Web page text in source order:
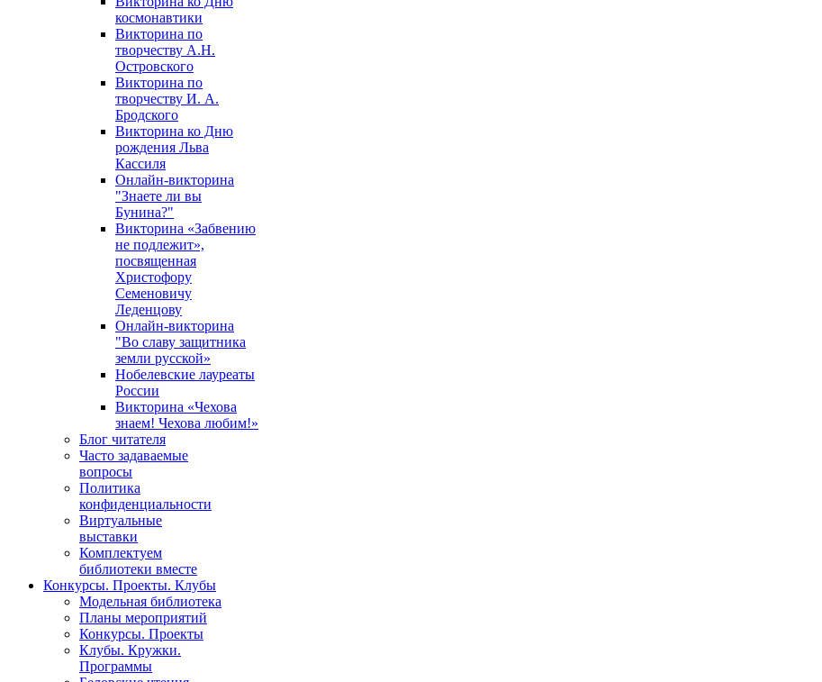
космонавтики
Викторина по
творчеству А.Н.
Островского
Викторина по
творчеству И. А.
Бродского
Викторина ко Дню
рождения Льва
Кассиля
Онлайн-викторина
"Знаете ли вы
Бунина?"
Викторина «Забвению
не подлежит»,
посвященная
Христофору
Семеновичу
Леденцову
Онлайн-викторина
"Во славу защитника
земли русской»
Нобелевские лауреаты
России
Викторина «Чехова
знаем! Чехова любим!»
Блог читателя
Часто задаваемые
вопросы
Политика
конфиденциальности
Виртуальные
выставки
Комплектуем
библиотеки вместе
Конкурсы. Проекты. Клубы
Модельная библиотека
Планы мероприятий
Конкурсы. Проекты
Клубы. Кружки.
Программы